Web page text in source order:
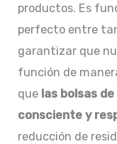
productos. Es
perfecto entre
garantizar que
función de
que las bolsas
consciente y
reducción de